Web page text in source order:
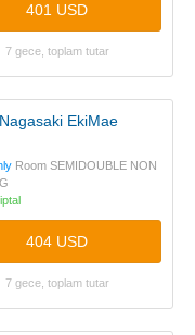
401 USD
7 gece, toplam tutar
EkiMae
Room SEMIDOUBLE NON
404 USD
7 gece, toplam tutar